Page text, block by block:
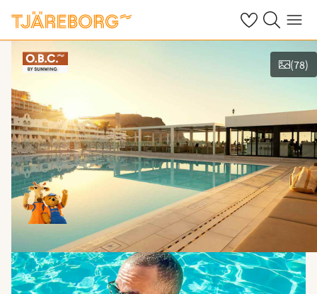
OmatHaku Valikko
Kuvat ja videot
(78)